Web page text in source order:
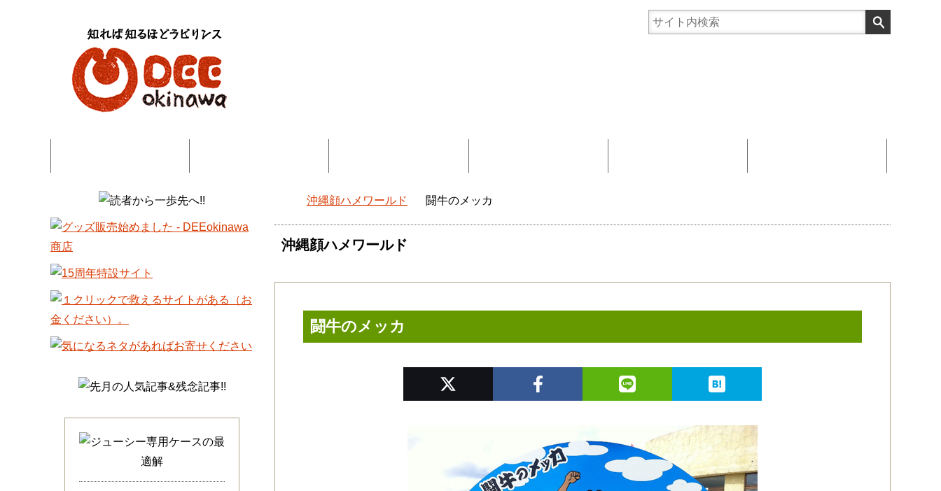
DEEokinawaトップ
沖縄顔ハメワールド 闘牛のメッカ
沖縄顔ハメワールド
闘牛のメッカ